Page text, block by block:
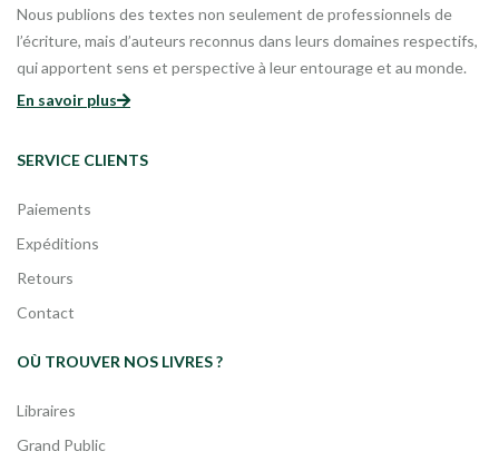
Nous publions des textes non seulement de professionnels de
l’écriture, mais d’auteurs reconnus dans leurs domaines respectifs,
qui apportent sens et perspective à leur entourage et au monde.
En savoir plus
SERVICE CLIENTS
Paiements
Expéditions
Retours
Contact
OÙ TROUVER NOS LIVRES ?
Libraires
Grand Public